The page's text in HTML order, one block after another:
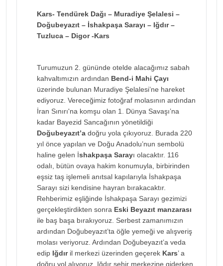
Kars- Tendürek Dağı – Muradiye Şelalesi –
Doğubeyazıt – İshakpaşa Sarayı – Iğdır –
Tuzluca – Digor -Kars
Turumuzun 2. gününde otelde alacağımız sabah
kahvaltımızın ardından Bend-i Mahi Çayı
üzerinde bulunan Muradiye Şelalesi’ne hareket
ediyoruz. Vereceğimiz fotoğraf molasının ardından
İran Sınırı'na komşu olan 1. Dünya Savaşı’na
kadar Bayezid Sancağının yönetildiği
Doğubeyazıt’a doğru yola çıkıyoruz. Burada 220
yıl önce yapılan ve Doğu Anadolu’nun sembolü
haline gelen İshakpaşa Sarayı olacaktır. 116
odalı, bütün ovaya hakim konumuyla, birbirinden
eşsiz taş işlemeli anıtsal kapılarıyla İshakpaşa
Sarayı sizi kendisine hayran bırakacaktır.
Rehberimiz eşliğinde İshakpaşa Sarayı gezimizi
gerçekleştirdikten sonra Eski Beyazıt manzarası
ile baş başa bırakıyoruz. Serbest zamanımızın
ardından Doğubeyazıt’ta öğle yemeği ve alışveriş
molası veriyoruz. Ardından Doğubeyazıt’a veda
edip Iğdır il merkezi üzerinden geçerek Kars’ a
doğru yol alıyoruz. Iğdır şehir merkezine giderken